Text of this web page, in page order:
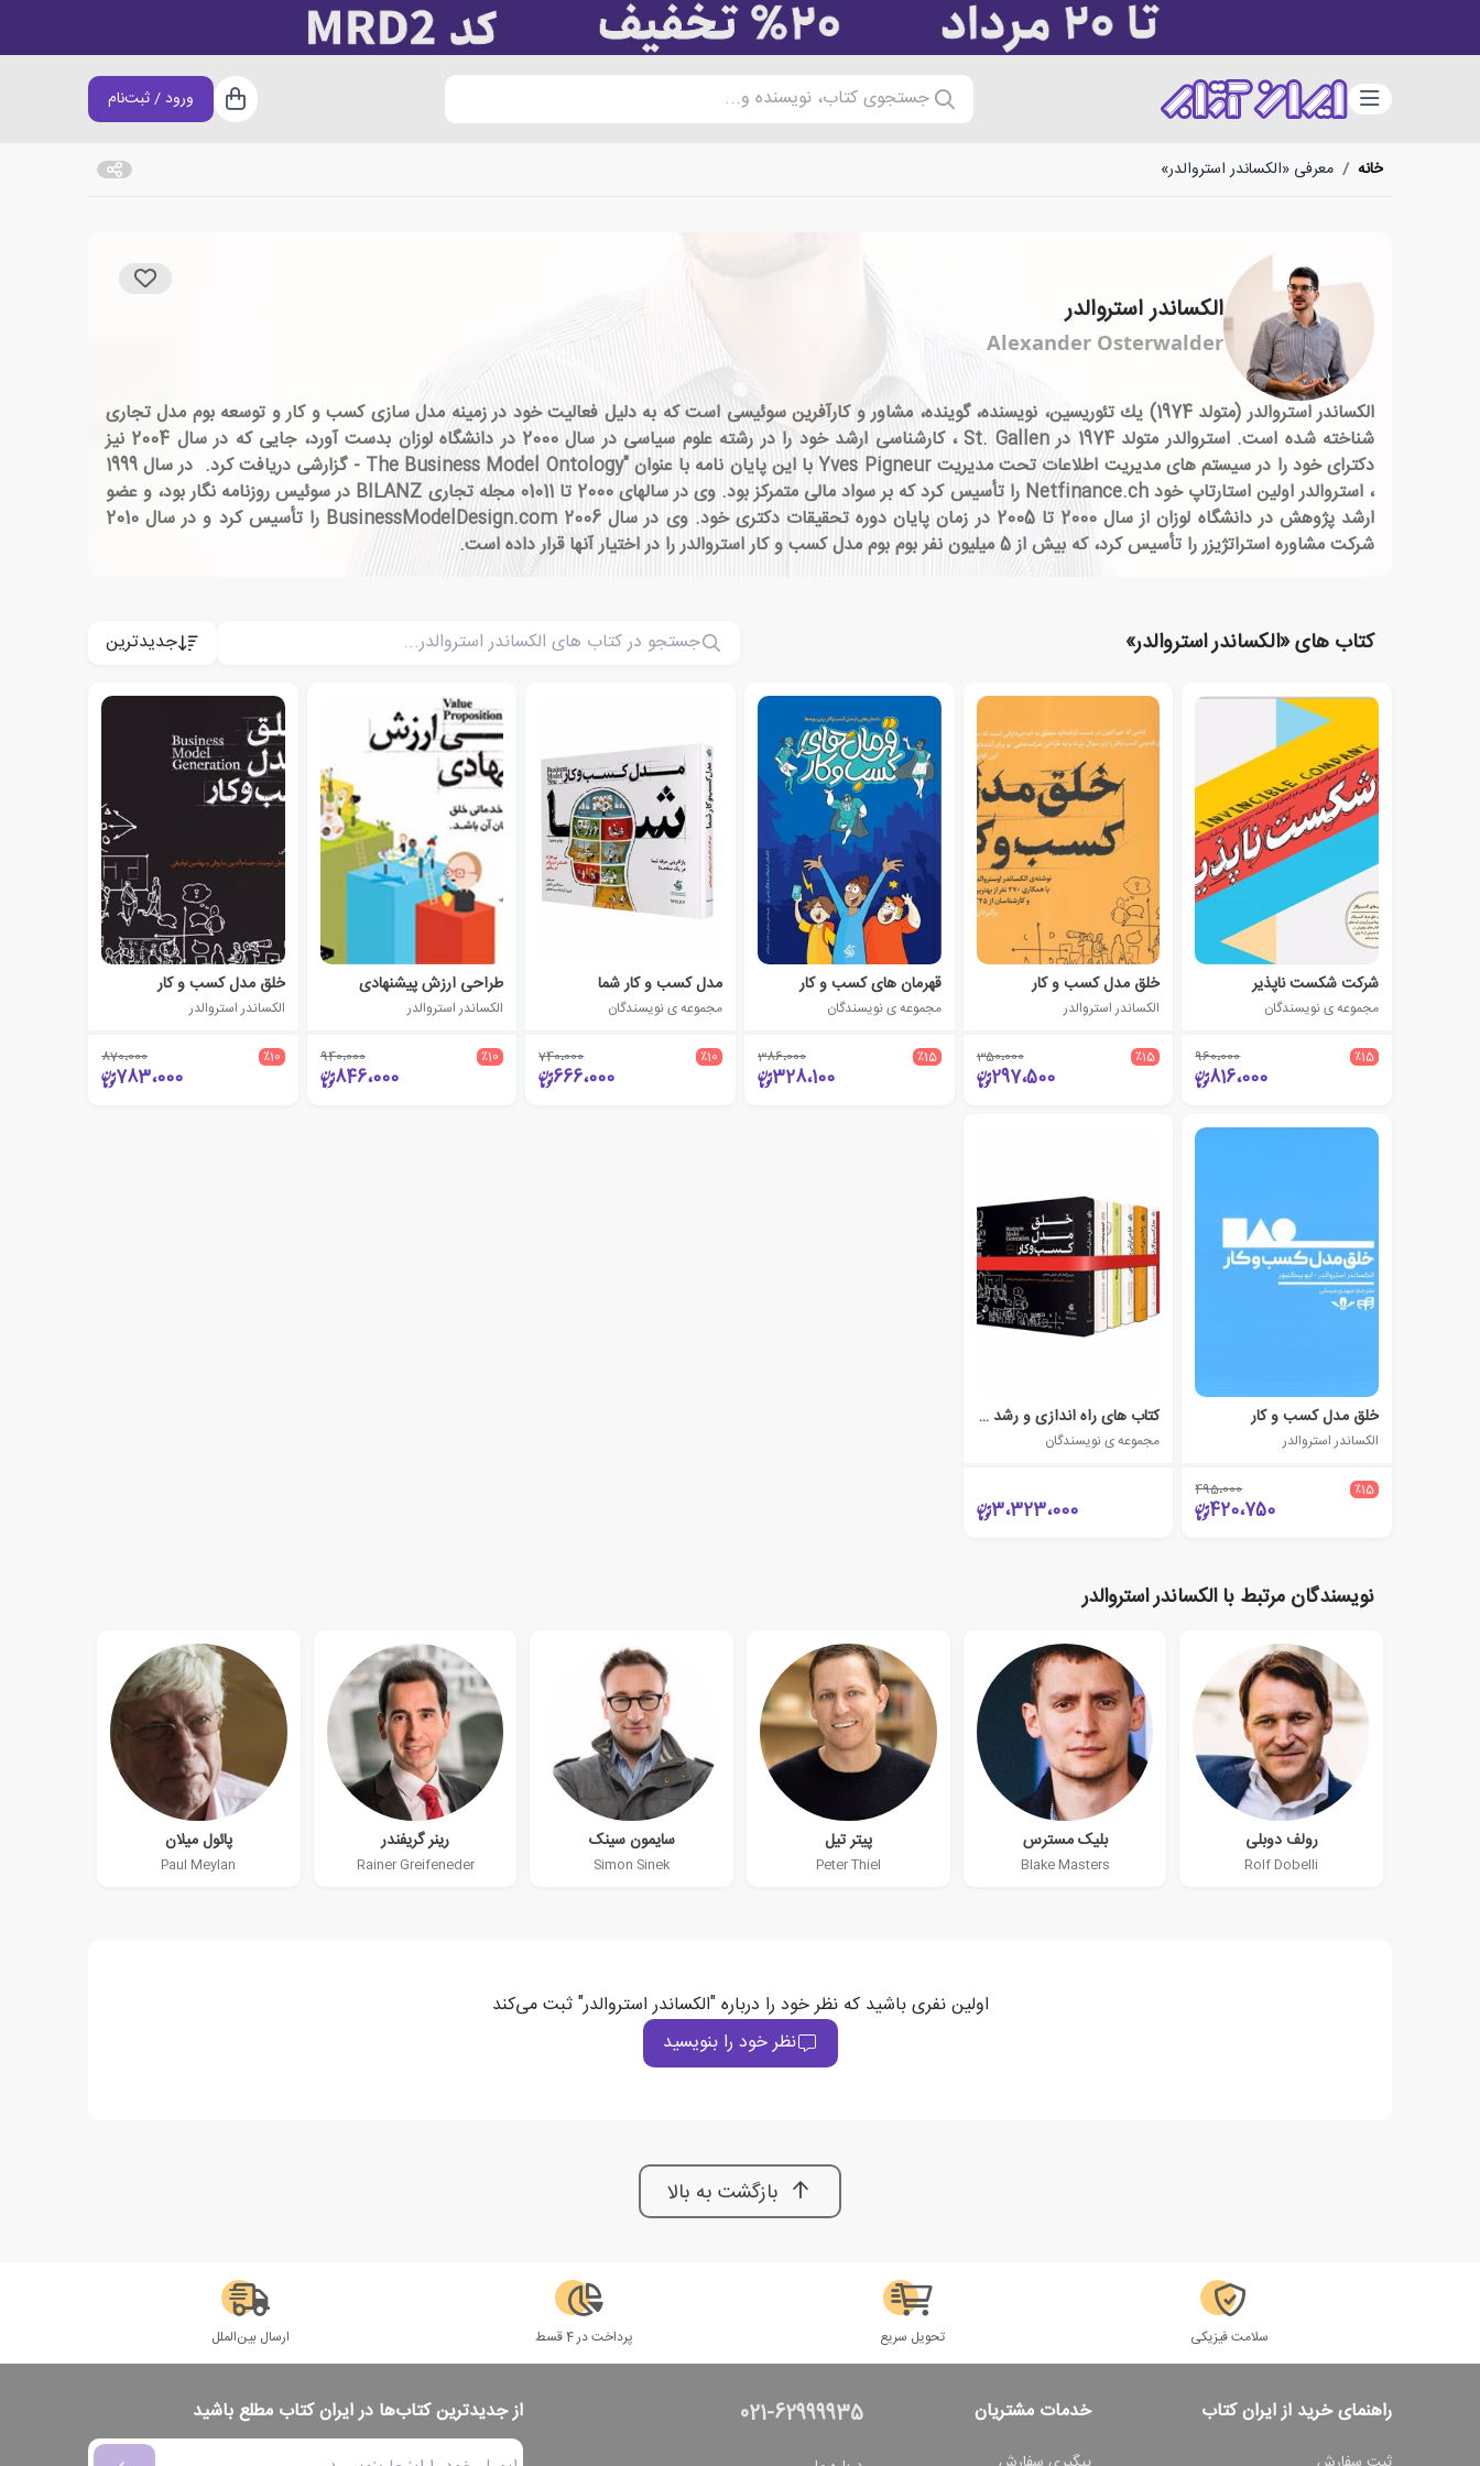
دسته‌بندی جستجوی کتاب، نویسنده و... سبد خرید
ورود / ثبت‌نام
خانه / معرفی «الکساندر استروالدر»
الکساندر استروالدر
Alexander Osterwalder
الكساندر استروالدر (متولد 1974) یك تئوریسین، نویسنده، گوینده، مشاور و كارآفرین سوئیسی است كه به دلیل فعالیت خود در زمینه مدل سازی كسب و كار و توسعه بوم مدل تجاری
شناخته شده است. استروالدر متولد 1974 در St. Gallen ، کارشناسی ارشد خود را در رشته علوم سیاسی در سال 2000 در دانشگاه لوزان بدست آورد، جایی که در سال 2004 نیز
دکترای خود را در سیستم های مدیریت اطلاعات تحت مدیریت Yves Pigneur با این پایان نامه با عنوان "The Business Model Ontology - گزارشی دریافت کرد. در سال 1999
، استروالدر اولین استارتاپ خود Netfinance.ch را تأسیس کرد که بر سواد مالی متمرکز بود. وی در سالهای 2000 تا 01011 مجله تجاری BILANZ در سوئیس روزنامه نگار بود، و عضو
ارشد پژوهش در دانشگاه لوزان از سال 2000 تا 2005 در زمان پایان دوره تحقیقات دکتری خود. وی در سال 2006 BusinessModelDesign.com را تأسیس کرد و در سال 2010
شرکت مشاوره استراتژیزر را تأسیس کرد، که بیش از 5 میلیون نفر بوم بوم مدل کسب و کار استروالدر را در اختیار آنها قرار داده است.
کتاب های «الکساندر استروالدر» جدیدترین
شرکت شکست ناپذیر
مجموعه ی نویسندگان
٪15 960،000
816،000
خلق مدل کسب و کار
الکساندر استروالدر
٪15 350،000
297،500
قهرمان های کسب و کار
مجموعه ی نویسندگان
٪15 386،000
328،100
مدل کسب و کار شما
مجموعه ی نویسندگان
٪10 740،000
666،000
طراحی ارزش پیشنهادی
الکساندر استروالدر
٪10 940،000
846،000
خلق مدل کسب و کار
الکساندر استروالدر
٪10 870،000
783،000
خلق مدل کسب و کار
الکساندر استروالدر
٪15 495،000
420،750
کتاب های راه اندازی و رشد کسب و کار (9 جلدی)
مجموعه ی نویسندگان
3،323،000
نویسندگان مرتبط با الکساندر استروالدر
رولف دوبلی
Rolf Dobelli
بلیک مسترس
Blake Masters
پیتر تیل
Peter Thiel
سایمون سینک
Simon Sinek
رینر گریفندر
Rainer Greifeneder
پائول میلان
Paul Meylan
اولین نفری باشید که نظر خود را درباره "الکساندر استروالدر" ثبت می‌کند
نظر خود را بنویسید
بازگشت به بالا
سلامت فیزیکی تحویل سریع پرداخت در 4 قسط ارسال بین‌الملل
راهنمای خرید از ایران کتاب خدمات مشتریان 021-62999935 از جدیدترین کتاب‌ها در ایران کتاب مطلع باشید